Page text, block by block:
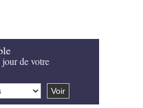
jour de votre